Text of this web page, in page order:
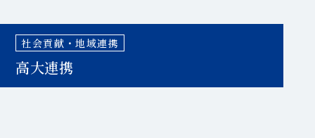
社会貢献・地域連携
高大連携